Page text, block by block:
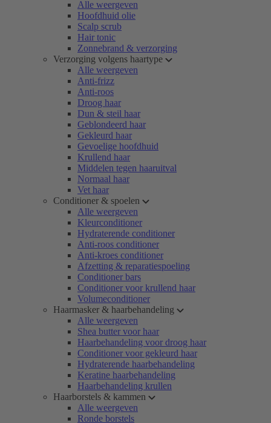
Alle weergeven
Hoofdhuid olie
Scalp scrub
Hair tonic
Zonnebrand & verzorging
Verzorging volgens haartype
Alle weergeven
Anti-frizz
Anti-roos
Droog haar
Dun & steil haar
Geblondeerd haar
Gekleurd haar
Gevoelige hoofdhuid
Krullend haar
Middelen tegen haaruitval
Normaal haar
Vet haar
Conditioner & spoelen
Alle weergeven
Kleurconditioner
Hydraterende conditioner
Anti-roos conditioner
Anti-kroes conditioner
Afzetting & reparatiespoeling
Conditioner bars
Conditioner voor krullend haar
Volumeconditioner
Haarmasker & haarbehandeling
Alle weergeven
Shea butter voor haar
Haarbehandeling voor droog haar
Conditioner voor gekleurd haar
Hydraterende haarbehandeling
Keratine haarbehandeling
Haarbehandeling krullen
Haarborstels & kammen
Alle weergeven
Ronde borstels